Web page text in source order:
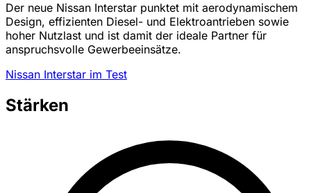
Der neue Nissan Interstar punktet mit aerodynamischem
Design, effizienten Diesel- und Elektroantrieben sowie
hoher Nutzlast und ist damit der ideale Partner für
anspruchsvolle Gewerbeeinsätze.
Nissan Interstar im Test
Stärken